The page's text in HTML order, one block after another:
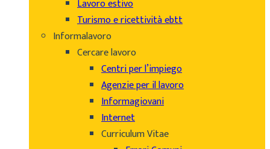
Lavoro estivo
Turismo e ricettività ebtt
Informalavoro
Cercare lavoro
Centri per l’impiego
Agenzie per il lavoro
Informagiovani
Internet
Curriculum Vitae